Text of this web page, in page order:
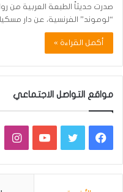
صدرت حديثاً الطبعة العربية من
“لوموند” الفرنسية، عن دار
أكمل القراءة »
مواقع التواصل الاجتماعي
فيسبوكتويتر يوتيوب